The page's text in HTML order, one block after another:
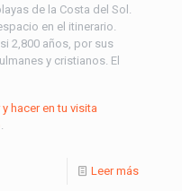
de la Costa del Sol.
en el itinerario.
2,800 años, por sus
y cristianos. El
hacer en tu visita
Leer más